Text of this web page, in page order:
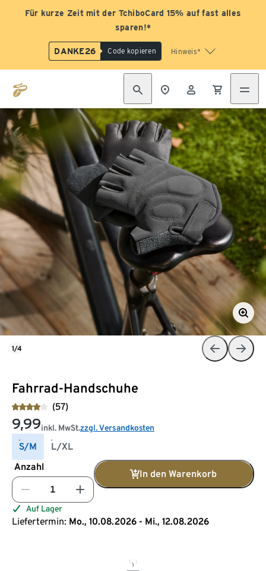
Für kurze Zeit mit der TchiboCard 15% auf fast alles
sparen!*
DANKE26 Code kopieren Hinweis*
Fahrrad-Handschuhe
(57)
9,99inkl. MwSt.zzgl. Versandkosten
S/M
L/XL
Anzahl
In den Warenkorb
Auf Lager
Liefertermin: Mo., 10.08.2026 - Mi., 12.08.2026
1/4